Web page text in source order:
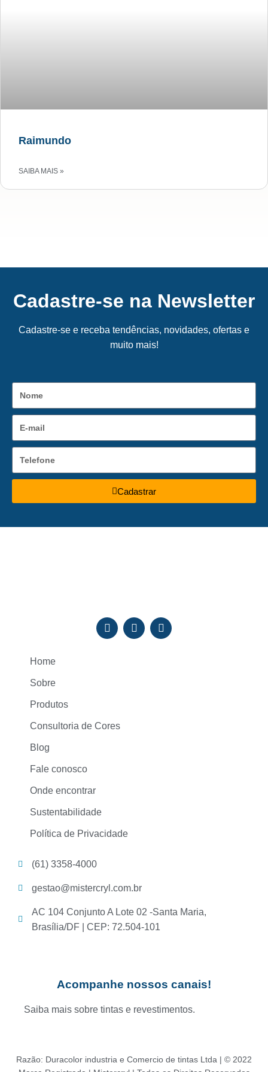
Raimundo
SAIBA MAIS »
Cadastre-se na Newsletter
Cadastre-se e receba tendências, novidades, ofertas e
muito mais!
Cadastrar
Home
Sobre
Produtos
Consultoria de Cores
Blog
Fale conosco
Onde encontrar
Sustentabilidade
Política de Privacidade
(61) 3358-4000
gestao@mistercryl.com.br
AC 104 Conjunto A Lote 02 -Santa Maria,
Brasília/DF | CEP: 72.504-101
Acompanhe nossos canais!
Saiba mais sobre tintas e revestimentos.
Razão: Duracolor industria e Comercio de tintas Ltda | © 2022